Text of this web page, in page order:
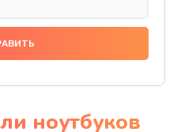
ноутбуков